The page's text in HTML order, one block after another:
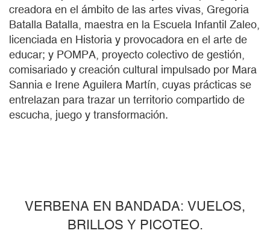
creadora en el ámbito de las artes vivas, Gregoria
Batalla Batalla, maestra en la Escuela Infantil Zaleo,
licenciada en Historia y provocadora en el arte de
educar; y POMPA, proyecto colectivo de gestión,
comisariado y creación cultural impulsado por Mara
Sannia e Irene Aguilera Martín, cuyas prácticas se
entrelazan para trazar un territorio compartido de
escucha, juego y transformación.
VERBENA EN BANDADA: VUELOS,
BRILLOS Y PICOTEO.